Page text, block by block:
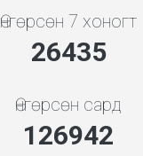
Өнгөрсөн 7 хоногт
30502
Өнгөрсөн сард
146471